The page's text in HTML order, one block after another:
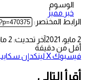
الوسوم
خبر مميز
الرابط المختصر:
2 مايو، 2021
آخر تحديث: 2 مايو، 2021
أقل من دقيقة
فيسبوك‫Xلينكدإن
أقرأ التالي